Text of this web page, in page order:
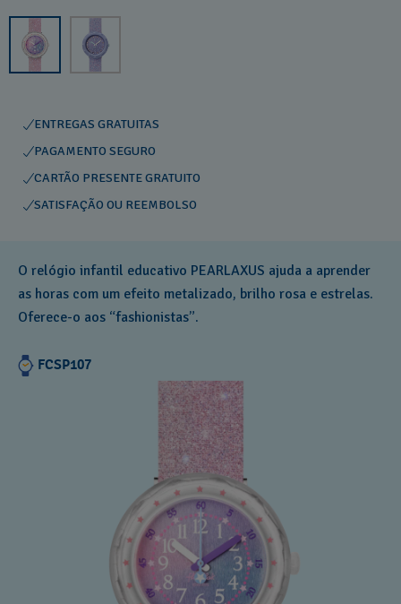
ENTREGAS GRATUITAS
PAGAMENTO SEGURO
CARTÃO PRESENTE GRATUITO
SATISFAÇÃO OU REEMBOLSO
O relógio infantil educativo PEARLAXUS ajuda a aprender
as horas com um efeito metalizado, brilho rosa e estrelas.
Oferece-o aos “fashionistas”.
FCSP107